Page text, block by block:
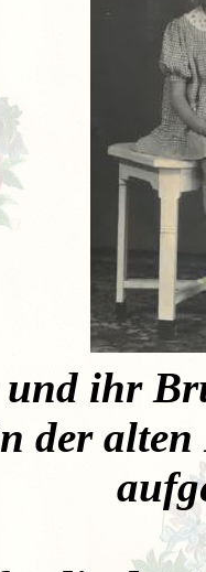
ihr
der alten